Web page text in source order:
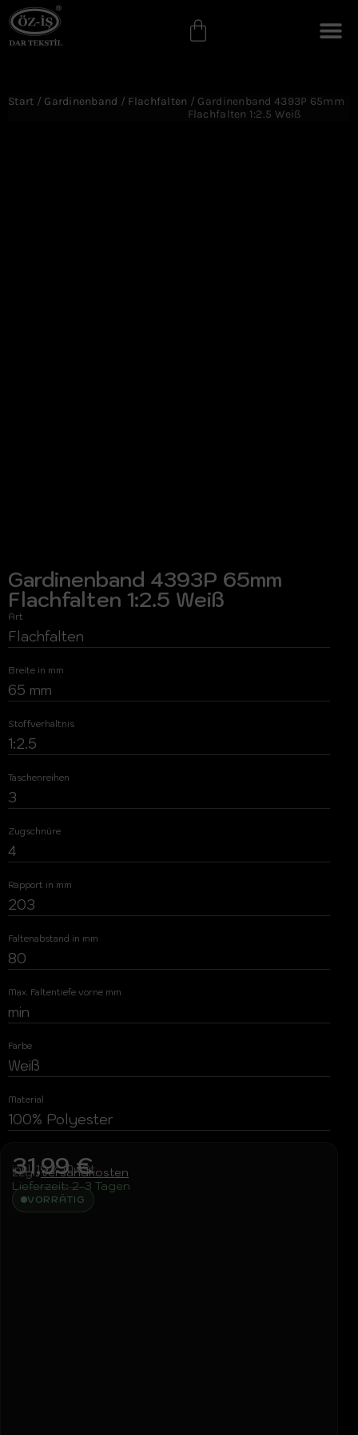
Start / Gardinenband / Flachfalten / Gardinenband 4393P 65mm
Flachfalten 1:2.5 Weiß
Gardinenband 4393P 65mm
Flachfalten 1:2.5 Weiß
Art
Flachfalten
Breite in mm
65 mm
Stoffverhältnis
1:2.5
Taschenreihen
3
Zugschnüre
4
Rapport in mm
203
Faltenabstand in mm
80
Max. Faltentiefe vorne mm
min
Farbe
Weiß
Material
100% Polyester
31,99€
inkl. 19 % MwSt.
zzgl.Versandkosten
Lieferzeit:2-3 Tagen
VORRÄTIG